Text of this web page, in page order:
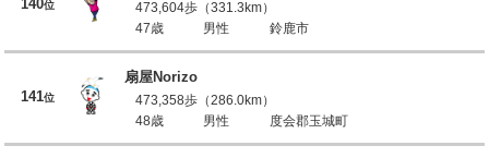
140位
473,604歩（331.3km）
47歳
男性 鈴鹿市
141位
扇屋Norizo
473,358歩（286.0km）
48歳
男性 度会郡玉城町